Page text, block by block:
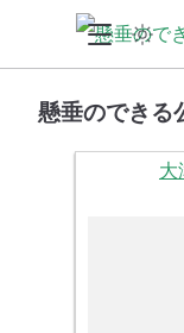
懸垂のできる
大